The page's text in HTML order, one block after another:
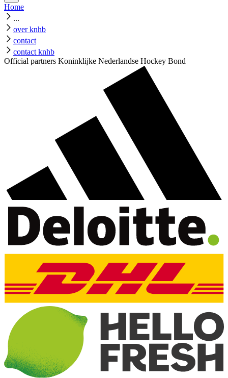
Home
...
over knhb
contact
contact knhb
Official partners Koninklijke Nederlandse Hockey Bond